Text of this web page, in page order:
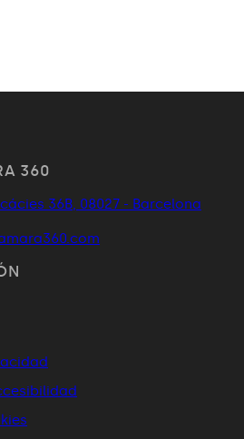
360
36B, 08027 - Barcelona